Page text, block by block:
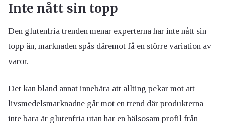
Inte nått sin topp
Den glutenfria trenden menar experterna har inte nått sin
topp än, marknaden spås däremot få en större variation av
varor.
Det kan bland annat innebära att allting pekar mot att
livsmedelsmarknadne går mot en trend där produkterna
inte bara är glutenfria utan har en hälsosam profil från